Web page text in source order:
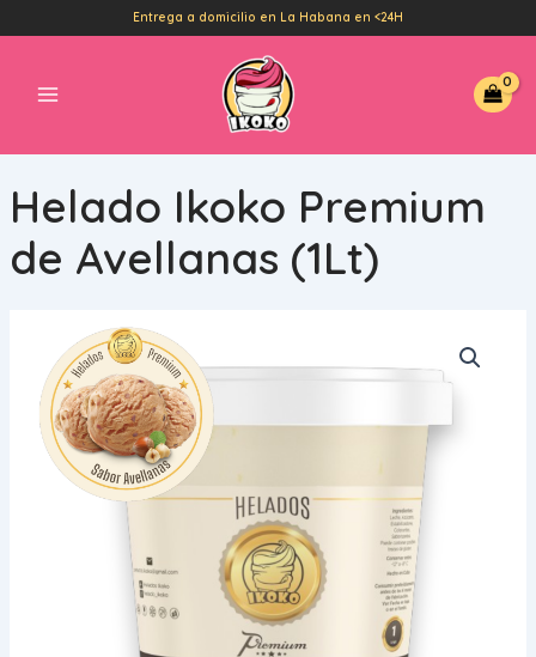
al
Entrega a domicilio en La Habana en <24H
Menu
Helado Ikoko Premium
de Avellanas (1Lt)